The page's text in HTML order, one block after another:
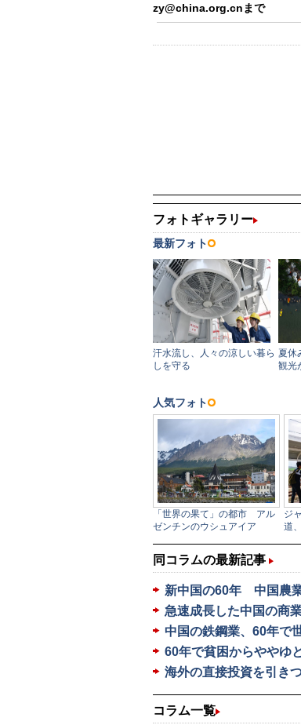
zy@china.org.cnまで
同コラムの最新記事
新中国の60年 中国農
急速成長した中国の商
中国の鉄鋼業、60年で
60年で貧困からややゆ
海外の直接投資を引き
コラム一覧